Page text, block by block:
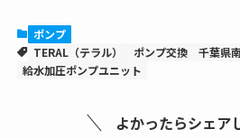
ポンプ
TERAL（テラル）
ポンプ交換 千葉県
給水加圧ポンプユニット
よかったらシェア